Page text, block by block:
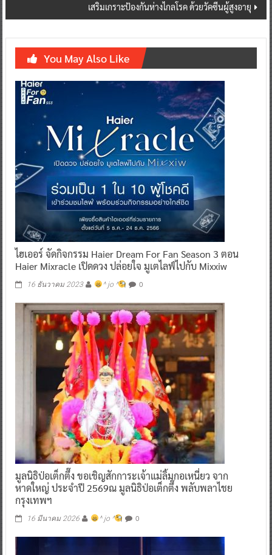
เสริมเกราะป้องกันห่างไกลโรค ด้วยวัคซีนผู้สูงอายุ
You May Also Like
ไฮเออร์ จัดกิจกรรม Haier Dream For Fan Season 3 ตอน
Haier Mixracle เปิดดวง ปล่อยใจ มูเตไลฟ์ไปกับ Mixxiw
16 ธันวาคม 2023 ^ jo ^ 0
มูลนิธิป่อเต็กตึ๊ง ขอเชิญสักการะเจ้าแม่ลิ้มกอเหนี่ยว จาก
หาดใหญ่ ประจำปี 2569ณ มูลนิธิป่อเต็กตึ๊ง พลับพลาไชย
กรุงเทพฯ
16 มีนาคม 2026 ^ jo ^ 0